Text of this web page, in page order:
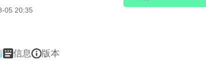
05 20:35
信息 版本